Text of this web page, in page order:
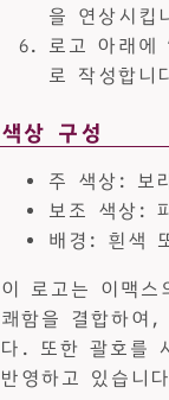
을 연상시킵
로고 아래에
로 작성합니
색상 구성
주 색상: 보
보조 색상:
배경: 흰색
이 로고는 이맥스
쾌함을 결합하여,
다. 또한 괄호를
반영하고 있습니